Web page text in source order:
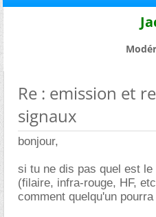
Re : emission et
signaux
bonjour,
si tu ne dis pas quel est
(filaire, infra-rouge, HF,
comment quelqu'un